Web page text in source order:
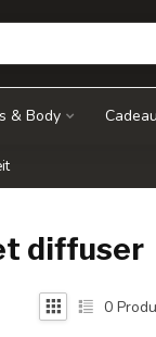
& Body
diffuser
0